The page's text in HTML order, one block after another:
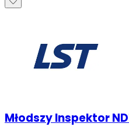
Młodszy Inspektor